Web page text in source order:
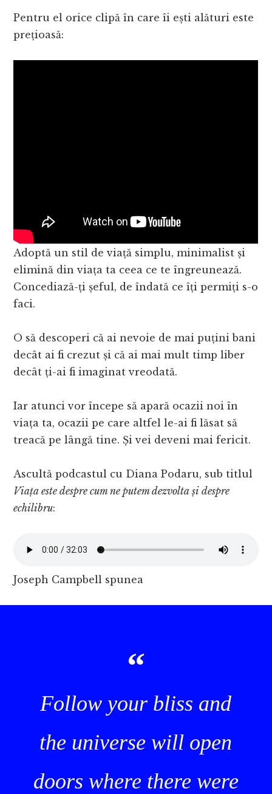
Pentru el orice clipă în care îi ești alături este
prețioasă:
Adoptă un stil de viață simplu, minimalist și
elimină din viața ta ceea ce te îngreunează.
Concediază-ți șeful, de îndată ce îți permiți s-o
faci.
O să descoperi că ai nevoie de mai puțini bani
decât ai fi crezut și că ai mai mult timp liber
decât ți-ai fi imaginat vreodată.
Iar atunci vor începe să apară ocazii noi în
viața ta, ocazii pe care altfel le-ai fi lăsat să
treacă pe lângă tine. Și vei deveni mai fericit.
Ascultă podcastul cu Diana Podaru, sub titlul
Viața este despre cum ne putem dezvolta și despre
echilibru:
Joseph Campbell spunea
Follow your bliss and
the universe will open
doors where there were